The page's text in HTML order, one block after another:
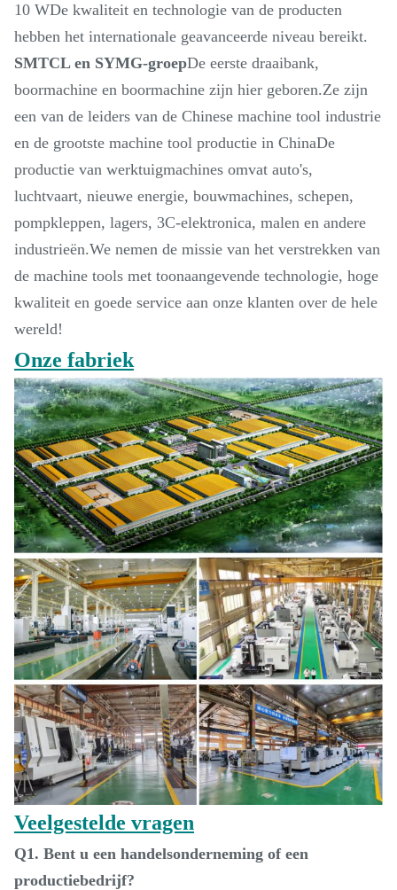
10 WDe kwaliteit en technologie van de producten
hebben het internationale geavanceerde niveau bereikt.
SMTCL en SYMG-groepDe eerste draaibank,
boormachine en boormachine zijn hier geboren.Ze zijn
een van de leiders van de Chinese machine tool industrie
en de grootste machine tool productie in ChinaDe
productie van werktuigmachines omvat auto's,
luchtvaart, nieuwe energie, bouwmachines, schepen,
pompkleppen, lagers, 3C-elektronica, malen en andere
industrieën.We nemen de missie van het verstrekken van
de machine tools met toonaangevende technologie, hoge
kwaliteit en goede service aan onze klanten over de hele
wereld!
Onze fabriek
Veelgestelde vragen
Q1. Bent u een handelsonderneming of een
productiebedrijf?